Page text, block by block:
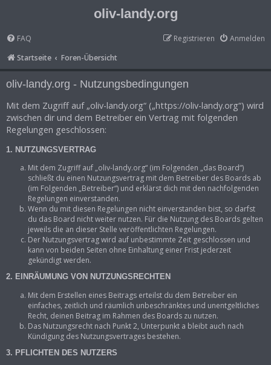
oliv-landy.org
FAQ Anmelden
Registrieren
Startseite
Foren-Übersicht
oliv-landy.org - Nutzungsbedingungen
Mit dem Zugriff auf „oliv-landy.org“ („https://oliv-landy.org“) wird
zwischen dir und dem Betreiber ein Vertrag mit folgenden
Regelungen geschlossen:
1. NUTZUNGSVERTRAG
Mit dem Zugriff auf „oliv-landy.org“ (im Folgenden „das Board“)
schließt du einen Nutzungsvertrag mit dem Betreiber des Boards ab
(im Folgenden „Betreiber“) und erklärst dich mit den nachfolgenden
Regelungen einverstanden.
Wenn du mit diesen Regelungen nicht einverstanden bist, so darfst
du das Board nicht weiter nutzen. Für die Nutzung des Boards gelten
jeweils die an dieser Stelle veröffentlichten Regelungen.
Der Nutzungsvertrag wird auf unbestimmte Zeit geschlossen und
kann von beiden Seiten ohne Einhaltung einer Frist jederzeit
gekündigt werden.
2. EINRÄUMUNG VON NUTZUNGSRECHTEN
Mit dem Erstellen eines Beitrags erteilst du dem Betreiber ein
einfaches, zeitlich und räumlich unbeschränktes und unentgeltliches
Recht, deinen Beitrag im Rahmen des Boards zu nutzen.
Das Nutzungsrecht nach Punkt 2, Unterpunkt a bleibt auch nach
Kündigung des Nutzungsvertrages bestehen.
3. PFLICHTEN DES NUTZERS